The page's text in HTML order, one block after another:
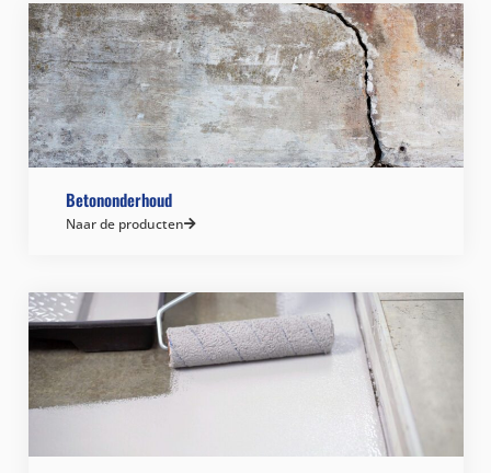
Betononderhoud
Naar de producten